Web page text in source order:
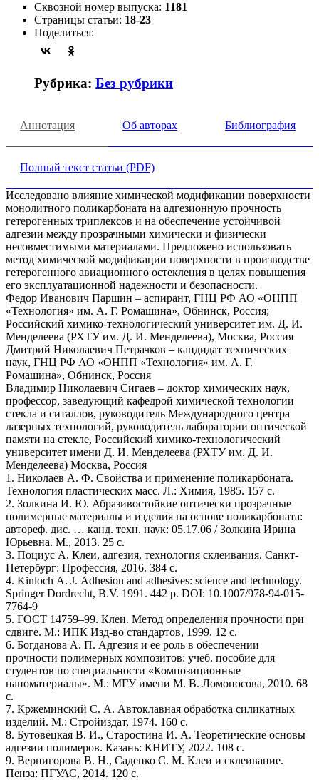
Сквозной номер выпуска: 1181
Страницы статьи: 18-23
Поделиться:
Рубрика: Без рубрики
Аннотация Об авторах Библиография
Полный текст статьи (PDF)
Исследовано влияние химической модификации поверхности
монолитного поликарбоната на адгезионную прочность
гетерогенных триплексов и на обеспечение устойчивой
адгезии между прозрачными химически и физически
несовместимыми материалами. Предложено использовать
метод химической модификации поверхности в производстве
гетерогенного авиационного остекления в целях повышения
его эксплуатационной надежности и безопасности.
Федор Иванович Паршин – аспирант, ГНЦ РФ АО «ОНПП
«Технология» им. А. Г. Ромашина», Обнинск, Россия;
Российский химико-технологический университет им. Д. И.
Менделеева (РХТУ им. Д. И. Менделеева), Москва, Россия
Дмитрий Николаевич Петрачков – кандидат технических
наук, ГНЦ РФ АО «ОНПП «Технология» им. А. Г.
Ромашина», Обнинск, Россия
Владимир Николаевич Сигаев – доктор химических наук,
профессор, заведующий кафедрой химической технологии
стекла и ситаллов, руководитель Международного центра
лазерных технологий, руководитель лаборатории оптической
памяти на стекле, Российский химико-технологический
университет имени Д. И. Менделеева (РХТУ им. Д. И.
Менделеева) Москва, Россия
1. Николаев А. Ф. Свойства и применение поликарбоната.
Технология пластических масс. Л.: Химия, 1985. 157 с.
2. Золкина И. Ю. Абразивостойкие оптически прозрачные
полимерные материалы и изделия на основе поликарбоната:
автореф. дис. … канд. техн. наук: 05.17.06 / Золкина Ирина
Юрьевна. М., 2013. 25 с.
3. Поциус А. Клеи, адгезия, технология склеивания. Санкт-
Петербург: Профессия, 2016. 384 с.
4. Kinloch A. J. Adhesion and adhesives: science and technology.
Springer Dordrecht, B.V. 1991. 442 p. DOI: 10.1007/978-94-015-
7764-9
5. ГОСТ 14759–99. Клеи. Метод определения прочности при
сдвиге. М.: ИПК Изд-во стандартов, 1999. 12 с.
6. Богданова А. П. Адгезия и ее роль в обеспечении
прочности полимерных композитов: учеб. пособие для
студентов по специальности «Композиционные
наноматериалы». М.: МГУ имени М. В. Ломоносова, 2010. 68
с.
7. Кржеминский С. А. Автоклавная обработка силикатных
изделий. М.: Стройиздат, 1974. 160 с.
8. Бутовецкая В. И., Старостина И. А. Теоретические основы
адгезии полимеров. Казань: КНИТУ, 2022. 108 с.
9. Вернигорова В. Н., Саденко С. М. Клеи и склеивание.
Пенза: ПГУАС, 2014. 120 с.